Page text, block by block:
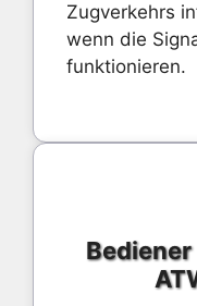
Zugverkehrs
wenn die
funktionieren.